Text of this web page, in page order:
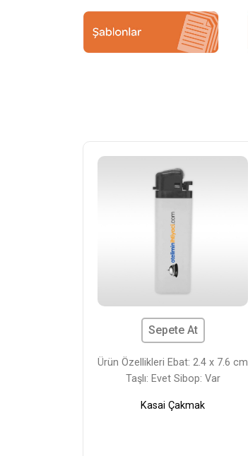
Sepete At
Ürün Özellikleri Ebat: 2.4 x 7.6 cm
Taşlı: Evet Sibop: Var
Kasai Çakmak